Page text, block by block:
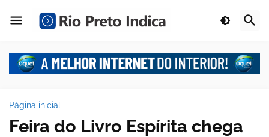
Página inicial
Feira do Livro Espírita chega